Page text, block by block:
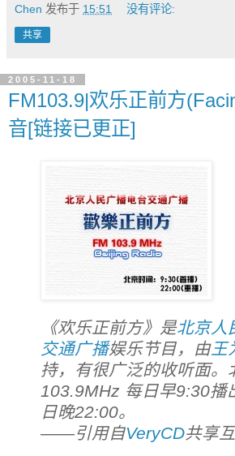
Chen 发布于 15:51 没有评论:
共享
2005-11-18
FM103.9|欢乐正前方
音[链接已更正]
《欢乐正前方》是北京人
交通广播娱乐节目，由王
持，有很广泛的收听面。
103.9MHz 每日早9:30播
日晚22:00。
——引用自VeryCD共享